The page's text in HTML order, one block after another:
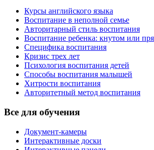
Курсы английского языка
Воспитание в неполной семье
Авторитарный стиль воспитания
Воспитание ребенка: кнутом или
Специфика воспитания
Кризис трех лет
Психология воспитания детей
Способы воспитания малышей
Хитрости воспитания
Авторитетный метод воспитания
Все для обучения
Документ-камеры
Интерактивные доски